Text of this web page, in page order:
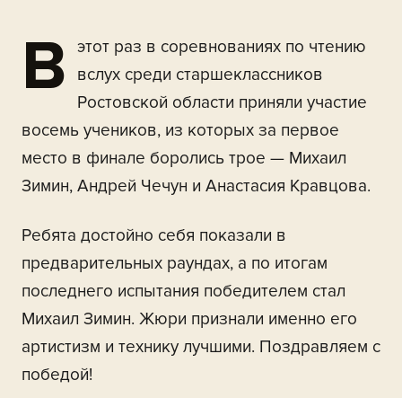
В
этот раз в соревнованиях по чтению
вслух среди старшеклассников
Ростовской области приняли участие
восемь учеников, из которых за первое
место в финале боролись трое — Михаил
Зимин, Андрей Чечун и Анастасия Кравцова.
Ребята достойно себя показали в
предварительных раундах, а по итогам
последнего испытания победителем стал
Михаил Зимин. Жюри признали именно его
артистизм и технику лучшими. Поздравляем с
победой!